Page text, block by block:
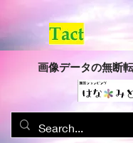
画像データの無断